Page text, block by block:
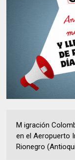
M igración
en el Aeropuerto
Rionegro